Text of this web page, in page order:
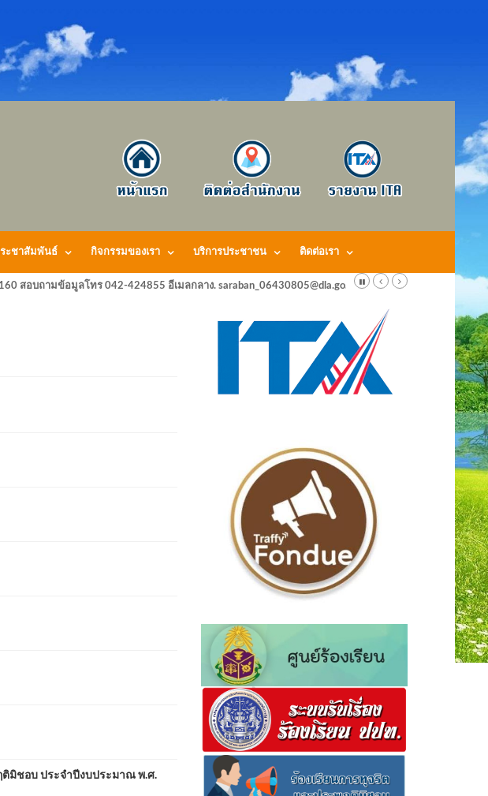
ะชาสัมพันธ์ กิจกรรมของเรา บริการประชาชน ติดต่อเรา
สอบถามข้อมูลโทร 042-424855 อีเมลกลาง. saraban_06430805@dla.go.th
มิชอบ ประจำปีงบประมาณ พ.ศ.